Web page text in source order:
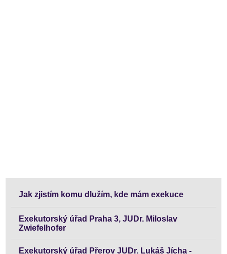
Jak zjistím komu dlužím, kde mám exekuce
Exekutorský úřad Praha 3, JUDr. Miloslav
Zwiefelhofer
Exekutorský úřad Přerov JUDr. Lukáš Jícha -